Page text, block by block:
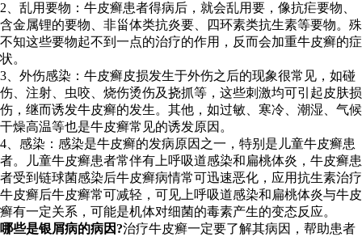
2、乱用要物：牛皮癣患者得病后，就会乱用要，像抗疟要物、
含金属锂的要物、非甾体类抗炎要、四环素类抗生素等要物。殊
不知这些要物起不到一点的治疗的作用，反而会加重牛皮癣的症
状。
3、外伤感染：牛皮癣皮损发生于外伤之后的现象很常见，如碰
伤、注射、虫咬、烧伤烫伤及挠抓等，这些刺激均可引起皮肤损
伤，继而诱发牛皮癣的发生。其他，如过敏、寒冷、潮湿、气候
干燥高温等也是牛皮癣常见的诱发原因。
4、感染：感染是牛皮癣的发病原因之一，特别是儿童牛皮癣患
者。儿童牛皮癣患者常伴有上呼吸道感染和扁桃体炎，牛皮癣患
者受到链球菌感染后牛皮癣病情常可迅速恶化，应用抗生素治疗
牛皮癣后牛皮癣常可减轻，可见上呼吸道感染和扁桃体炎与牛皮
癣有一定关系，可能是机体对细菌的毒素产生的变态反应。
哪些是银屑病的病因?治疗牛皮癣一定要了解其病因，帮助患者